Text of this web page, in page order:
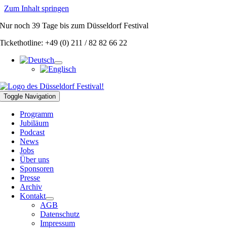
Zum Inhalt springen
Nur noch39 Tagebis zum Düsseldorf Festival
Tickethotline: +49 (0) 211 / 82 82 66 22
Toggle Navigation
Programm
Jubiläum
Podcast
News
Jobs
Über uns
Sponsoren
Presse
Archiv
Kontakt
AGB
Datenschutz
Impressum